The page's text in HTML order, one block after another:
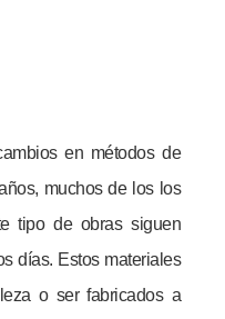
en métodos de
muchos de los los
tipo de obras siguen
días. Estos materiales
o ser fabricados a